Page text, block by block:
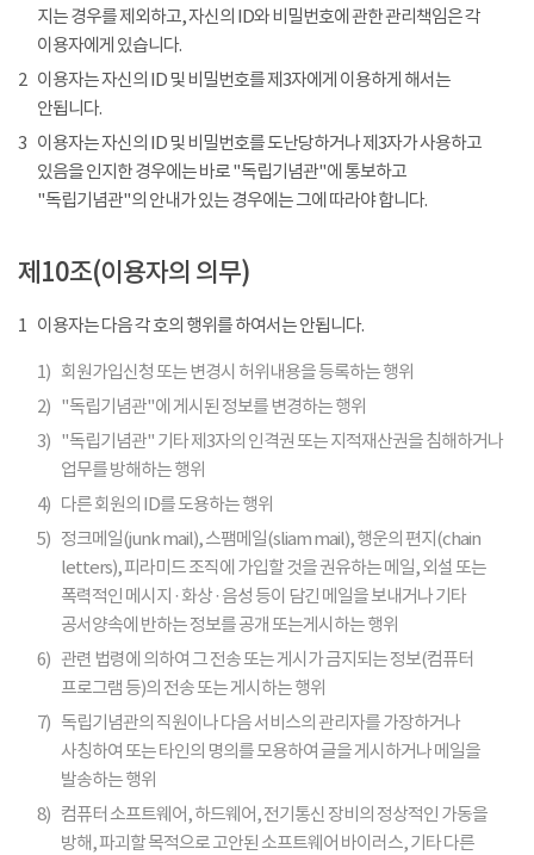
지는 경우를 제외하고, 자신의 ID와 비밀번호에 관한 관리책임은 각
이용자에게 있습니다.
2 이용자는 자신의 ID 및 비밀번호를 제3자에게 이용하게 해서는
안됩니다.
3 이용자는 자신의 ID 및 비밀번호를 도난당하거나 제3자가 사용하고
있음을 인지한 경우에는 바로 "독립기념관"에 통보하고
"독립기념관"의 안내가 있는 경우에는 그에 따라야 합니다.
제10조(이용자의 의무)
1 이용자는 다음 각 호의 행위를 하여서는 안됩니다.
1) 회원가입신청 또는 변경시 허위내용을 등록하는 행위
2) "독립기념관"에 게시된 정보를 변경하는 행위
3) "독립기념관" 기타 제3자의 인격권 또는 지적재산권을 침해하거나
업무를 방해하는 행위
4) 다른 회원의 ID를 도용하는 행위
5) 정크메일(junk mail), 스팸메일(sliam mail), 행운의 편지(chain
letters), 피라미드 조직에 가입할 것을 권유하는 메일, 외설 또는
폭력적인 메시지 · 화상 · 음성 등이 담긴 메일을 보내거나 기타
공서양속에 반하는 정보를 공개 또는게시하는 행위
6) 관련 법령에 의하여 그 전송 또는 게시가 금지되는 정보(컴퓨터
프로그램 등)의 전송 또는 게시하는 행위
7) 독립기념관의 직원이나 다음 서비스의 관리자를 가장하거나
사칭하여 또는 타인의 명의를 모용하여 글을 게시하거나 메일을
발송하는 행위
8) 컴퓨터 소프트웨어, 하드웨어, 전기통신 장비의 정상적인 가동을
방해, 파괴할 목적으로 고안된 소프트웨어 바이러스, 기타 다른